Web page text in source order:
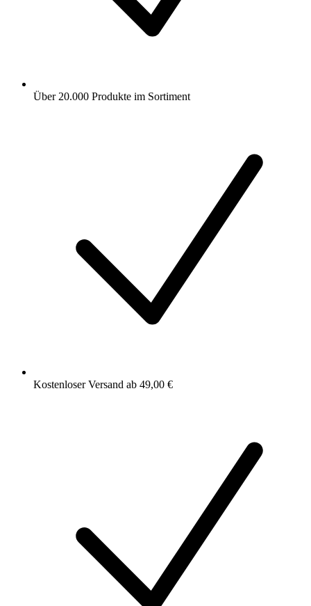
Über 20.000 Produkte im Sortiment
Kostenloser Versand ab 49,00 €